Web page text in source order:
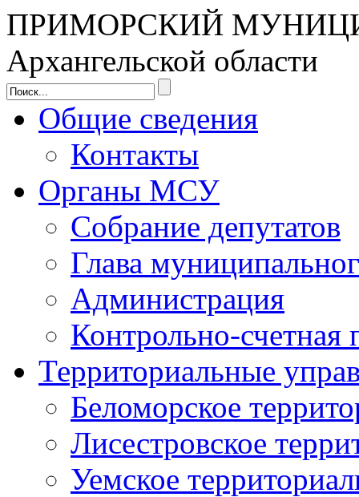
ПРИМОРСКИЙ
Архангельской области
Общие сведения
Контакты
Органы МСУ
Собрание депутатов
Глава
Администрация
Контрольно-счетная
Территориальные
Беломорское
Лисестровское
Уемское